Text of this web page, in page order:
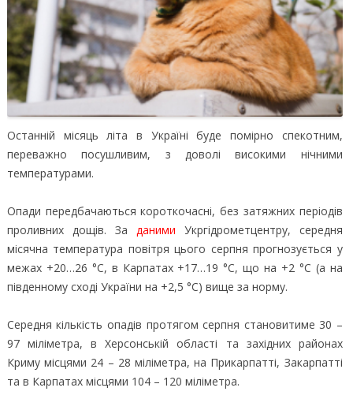
Останній місяць літа в Україні буде помірно спекотним,
переважно посушливим, з доволі високими нічними
температурами.
Опади передбачаються короткочасні, без затяжних періодів
проливних дощів. За даними Укргідрометцентру, середня
місячна температура повітря цього серпня прогнозується у
межах +20…26 °C, в Карпатах +17…19 °C, що на +2 °C (а на
південному сході України на +2,5 °C) вище за норму.
Середня кількість опадів протягом серпня становитиме 30 –
97 міліметра, в Херсонській області та західних районах
Криму місцями 24 – 28 міліметра, на Прикарпатті, Закарпатті
та в Карпатах місцями 104 – 120 міліметра.